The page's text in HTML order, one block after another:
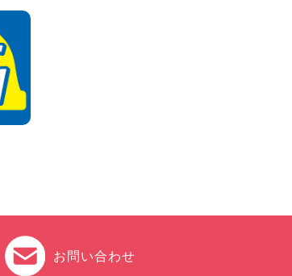
倒的な存在感!【トヨタ・メ
クルーザー】を体感できる
ャンスです! 千葉県 千葉北
所川原の夏を100円レン
お問い合わせ